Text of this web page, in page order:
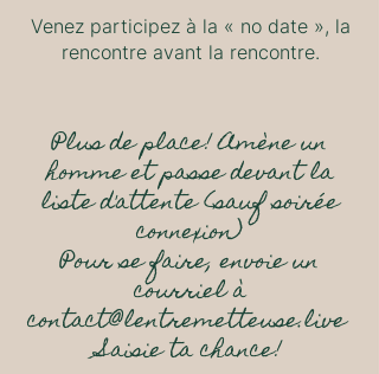
Venez participez à la « no date », la
rencontre avant la rencontre.
Plus de place! Amène un
homme et passe devant la
liste d'attente (sauf soirée
connexion)
Pour se faire, envoie un
courriel à
contact@lentremetteuse.live
Saisie ta chance!